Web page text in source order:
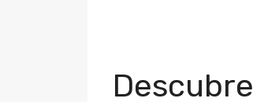
Descubre